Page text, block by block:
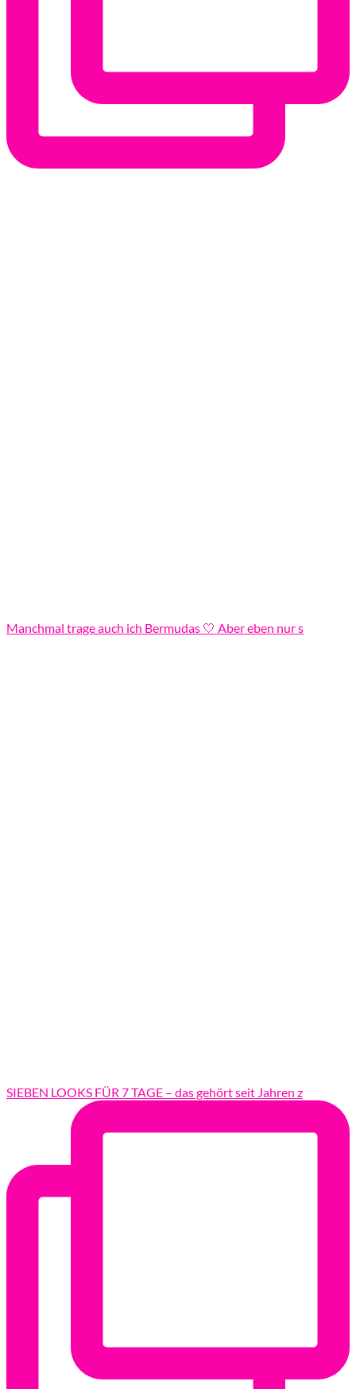
Manchmal trage auch ich Bermudas 🤍 Aber eben nur s
SIEBEN LOOKS FÜR 7 TAGE – das gehört seit Jahren z